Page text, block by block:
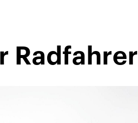
Radfahrer